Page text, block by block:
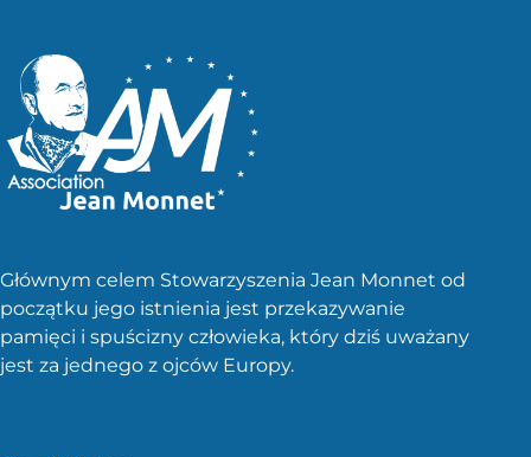
Głównym celem Stowarzyszenia Jean Monnet od
początku jego istnienia jest przekazywanie
pamięci i spuścizny człowieka, który dziś uważany
jest za jednego z ojców Europy.